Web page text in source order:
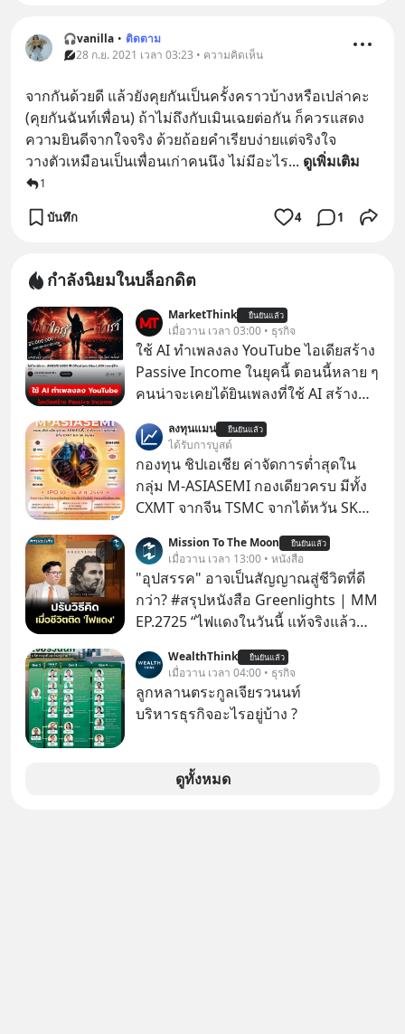
🎧vanilla • ติดตาม
28 ก.ย. 2021 เวลา 03:23 • ความคิดเห็น
จากกันด้วยดี แล้วยังคุยกันเป็นครั้งคราวบ้างหรือเปล่าคะ
(คุยกันฉันท์เพื่อน)​ ถ้าไม่ถึงกับเมินเฉยต่อกัน ก็ควรแสดง
ความยินดีจากใจจริง ด้วยถ้อยคำเรียบง่ายแต่จริงใจ
วางตัวเหมือนเป็นเพื่อนเก่าคนนึง ไม่มีอะไร... ดูเพิ่มเติม
1
บันทึก 4 1
กำลังนิยมในบล็อกดิต
MarketThink ยืนยันแล้ว
เมื่อวาน เวลา 03:00 • ธุรกิจ
ใช้ AI ทำเพลงลง YouTube ไอเดียสร้าง
Passive Income ในยุคนี้ ตอนนี้หลาย ๆ
คนน่าจะเคยได้ยินเพลงที่ใช้ AI สร้าง
รู้ตัวเรา” จากช่องชื่อว่า UNHEARD
MUSIC ที่ตอนนี้มียอดรับชมกว่า 26
ล้านครั้งแล้ว
ลงทุนแมน ยืนยันแล้ว
ได้รับการบูสต์
กองทุน ชิปเอเชีย ค่าจัดการต่ำสุดใน
กลุ่ม M-ASIASEMI กองเดียวครบ มีทั้ง
CXMT จากจีน TSMC จากไต้หวัน SK
Mission To The Moon ยืนยันแล้ว
เมื่อวาน เวลา 13:00 • หนังสือ
"อุปสรรค" อาจเป็นสัญญาณสู่ชีวิตที่ดี
กว่า? #สรุปหนังสือ Greenlights | MM
EP.2725 “ไฟแดงในวันนี้ แท้จริงแล้ว
เปลี่ยนสี” McConaughey ดาราดาวรุ่ง
ในยุคหนึ่ง เคยปฏิเสธเงินค่าตัวหนังรอม
คอมที่สูงถึง 14.5 ล้านดอลลาร์ (หรือ
ราว 500 ล้านบาท) เพียงเพราะเขาไม่
ตามมาคือ โทรศัพท์ของเขากลายเป็น
ความเงียบสนิทนานถึง 14 เดือนเต็ม แต่
WealthThink ยืนยันแล้ว
เมื่อวาน เวลา 04:00 • ธุรกิจ
ลูกหลานตระกูลเจียรวนนท์
บริหารธุรกิจอะไรอยู่บ้าง ?
ดูทั้งหมด